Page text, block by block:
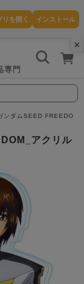
×
リを開く インストール
専門
ンダムSEED
アクリル